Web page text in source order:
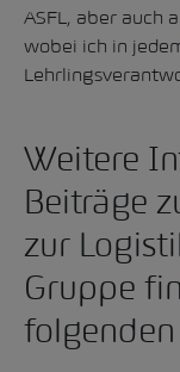
ASFL, aber auch
wobei ich in
Weitere
Beiträge
zur
Gruppe
folgenden